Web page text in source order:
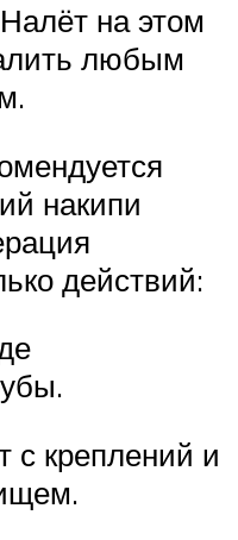
на этом
любым
накипи
действий:
с креплений и